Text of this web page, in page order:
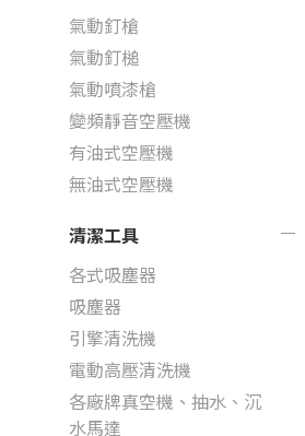
氣動釘槍
氣動釘槌
氣動噴漆槍
變頻靜音空壓機
有油式空壓機
無油式空壓機
清潔工具
各式吸塵器
吸塵器
引擎清洗機
電動高壓清洗機
各廠牌真空機、抽水、沉
水馬達